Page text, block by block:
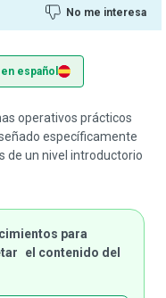
No me interesa
español
operativos prácticos
específicamente
de un nivel introductorio
para
el contenido del